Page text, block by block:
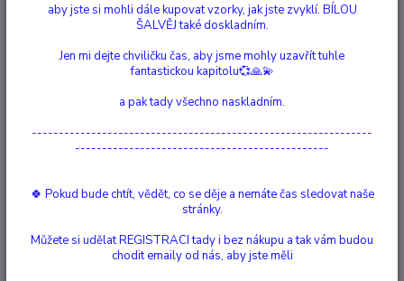
Ohodnotit produkt
bych nemohla ..... Neunikne mi nic, co by se předemnou mohlo
přesto nepocítíš mou přítomnost.."celý popis
Dostupnost Není skladem
aby jste si mohli dále kupovat vzorky, jak jste zvyklí. BÍLOU
ŠALVĚJ také doskladním.
Jen mi dejte chviličku čas, aby jsme mohly uzavřít tuhle
fantastickou kapitolu💞🙏💫
a pak tady všechno naskladním.
---------------------------------------------------------------
-----------------------------------------------
🍀 Pokud bude chtít, vědět, co se děje a nemáte čas sledovat naše
stránky.
Můžete si udělat REGISTRACI tady i bez nákupu a tak vám budou
chodit emaily od nás, aby jste měli